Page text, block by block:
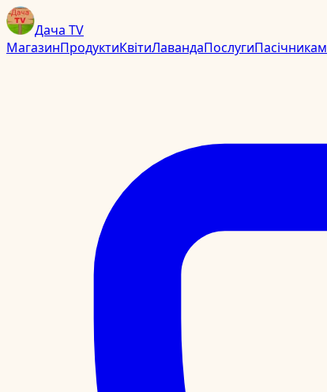
Дача TV
МагазинПродуктиКвітиЛавандаПослугиПасічникам